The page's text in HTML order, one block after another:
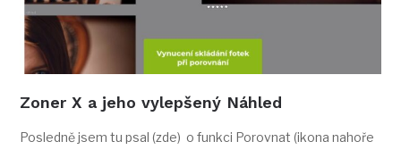
Zoner X a jeho vylepšený Náhled
Posledně jsem tu psal (zde) o funkci Porovnat (ikona nahoře